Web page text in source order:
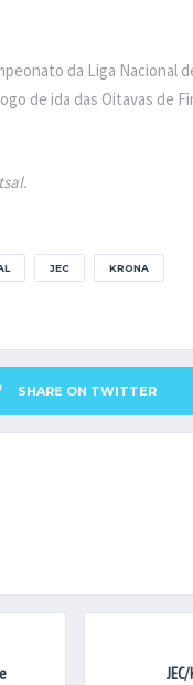
da Liga Nacional
de ida das Oitavas de
JEC KRONA
SHARE ON TWITTER